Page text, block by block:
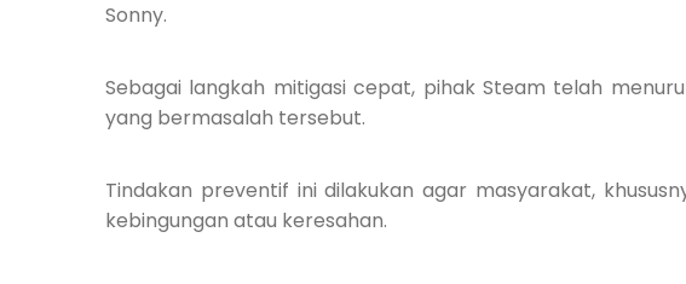
Sonny.
Sebagai langkah mitigasi cepat, pihak Steam telah
yang bermasalah tersebut.
Tindakan preventif ini dilakukan agar masyarakat,
kebingungan atau keresahan.